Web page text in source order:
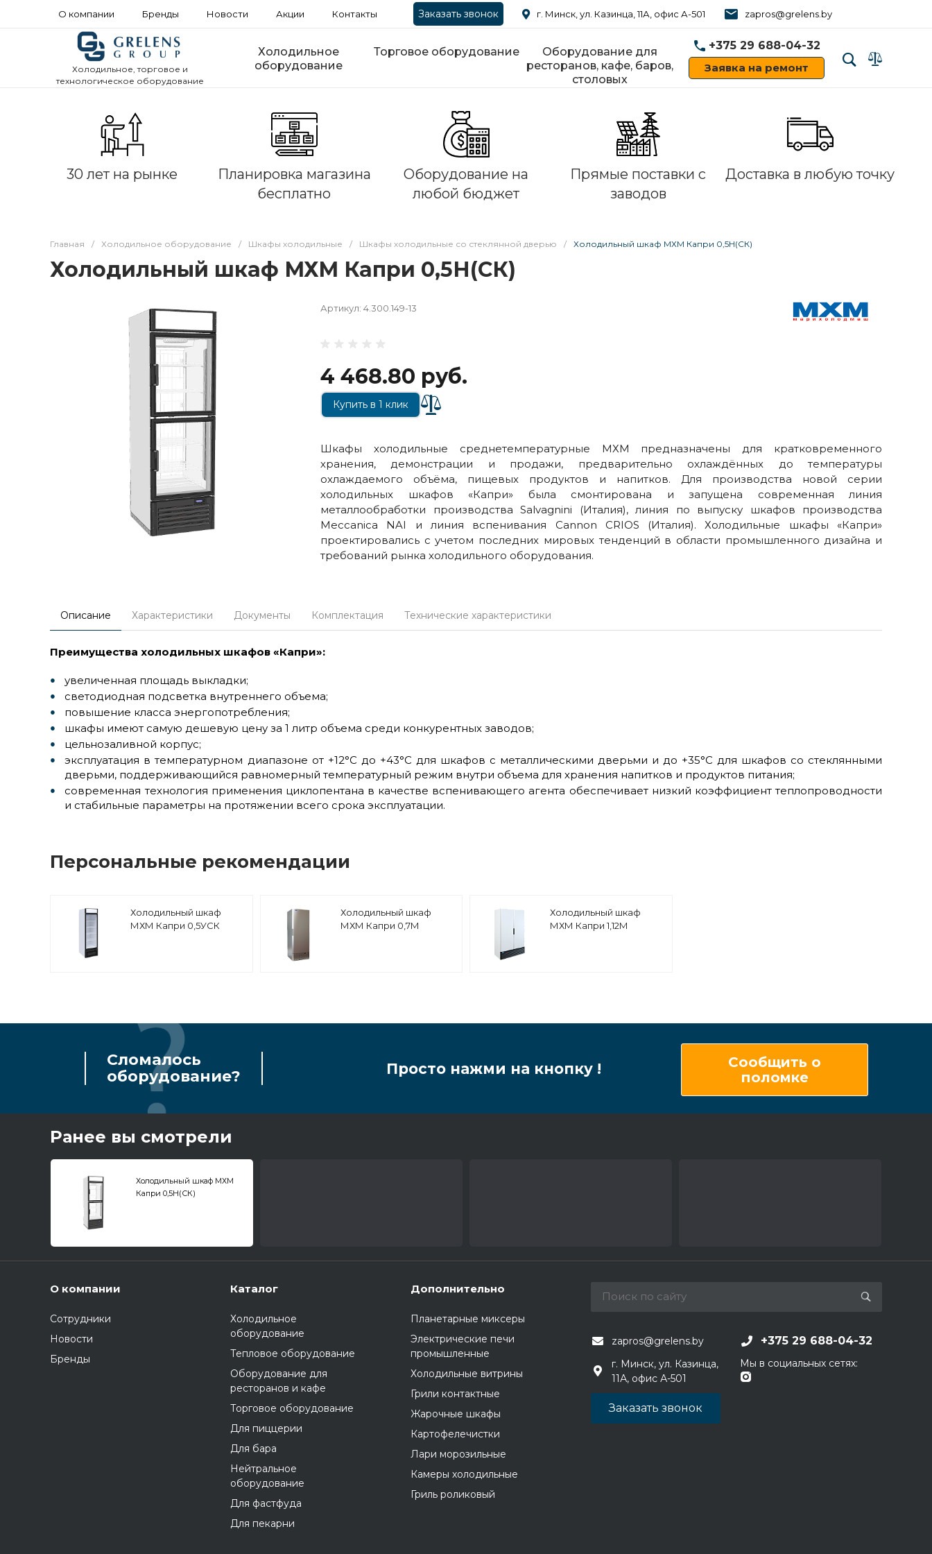
О компании Бренды Новости Акции Контакты Заказать звонок г. Минск, ул. Казинца, 11А, офис А-501 zapros@grelens.by
Холодильное, торговое и
технологическое оборудование
Холодильное
оборудование
Торговое оборудование
Оборудование для
ресторанов, кафе, баров,
столовых
+375 29 688-04-32
Заявка на ремонт
30 лет на рынке
Планировка магазина
бесплатно
Оборудование на
любой бюджет
Прямые поставки с
заводов
Доставка в любую точку
Главная / Холодильное оборудование / Шкафы холодильные / Шкафы холодильные со стеклянной дверью / Холодильный шкаф МХМ Капри 0,5Н(СК)
Холодильный шкаф МХМ Капри 0,5Н(СК)
Артикул: 4.300.149-13
4 468.80 руб.
Купить в 1 клик
Шкафы холодильные среднетемпературные МХМ предназначены для кратковременного
хранения, демонстрации и продажи, предварительно охлаждённых до температуры
охлаждаемого объёма, пищевых продуктов и напитков. Для производства новой cерии
холодильных шкафов «Капри» была смонтирована и запущена современная линия
металлообработки производства Salvagnini (Италия), линия по выпуску шкафов производства
Mecсanica NAI и линия вспенивания Cannon CRIOS (Италия). Холодильные шкафы «Капри»
проектировались с учетом последних мировых тенденций в области промышленного дизайна и
требований рынка холодильного оборудования.
Описание Характеристики Документы Комплектация Технические характеристики
Преимущества холодильных шкафов «Капри»:
увеличенная площадь выкладки;
светодиодная подсветка внутреннего объема;
повышение класса энергопотребления;
шкафы имеют самую дешевую цену за 1 литр объема среди конкурентных заводов;
цельнозаливной корпус;
эксплуатация в температурном диапазоне от +12°С до +43°С для шкафов с металлическими дверьми и до +35°С для шкафов со стеклянными
дверьми, поддерживающийся равномерный температурный режим внутри объема для хранения напитков и продуктов питания;
современная технология применения циклопентана в качестве вспенивающего агента обеспечивает низкий коэффициент теплопроводности
и стабильные параметры на протяжении всего срока эксплуатации.
Персональные рекомендации
Холодильный шкаф
МХМ Капри 0,5УСК
Холодильный шкаф
МХМ Капри 0,7М
Холодильный шкаф
МХМ Капри 1,12М
Сломалось
оборудование?
Просто нажми на кнопку !
Сообщить о
поломке
Ранее вы смотрели
Холодильный шкаф МХМ
Капри 0,5Н(СК)
О компании
Сотрудники
Новости
Бренды
Каталог
Холодильное
оборудование
Тепловое оборудование
Оборудование для
ресторанов и кафе
Торговое оборудование
Для пиццерии
Для бара
Нейтральное
оборудование
Для фастфуда
Для пекарни
Дополнительно
Планетарные миксеры
Электрические печи
промышленные
Холодильные витрины
Грили контактные
Жарочные шкафы
Картофелечистки
Лари морозильные
Камеры холодильные
Гриль роликовый
zapros@grelens.by +375 29 688-04-32
г. Минск, ул. Казинца,
11А, офис А-501
Мы в социальных сетях:
Заказать звонок